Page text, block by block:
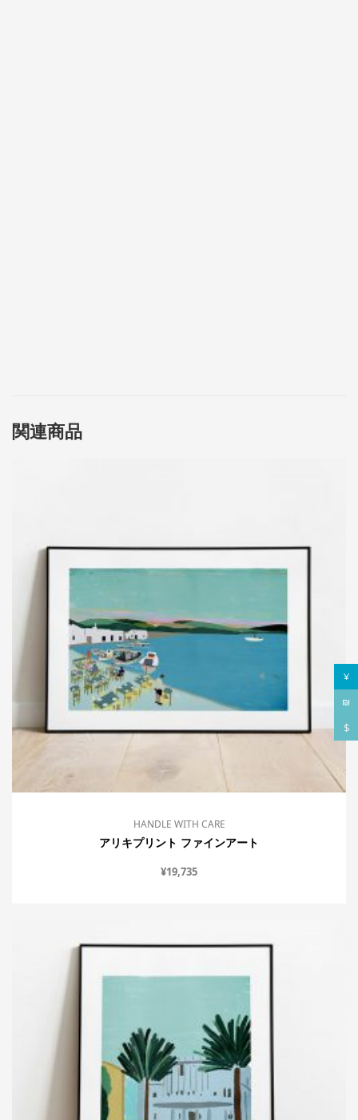
¥
₪
$
関連商品
HANDLE WITH CARE
アリキプリント ファインアート
¥19,735